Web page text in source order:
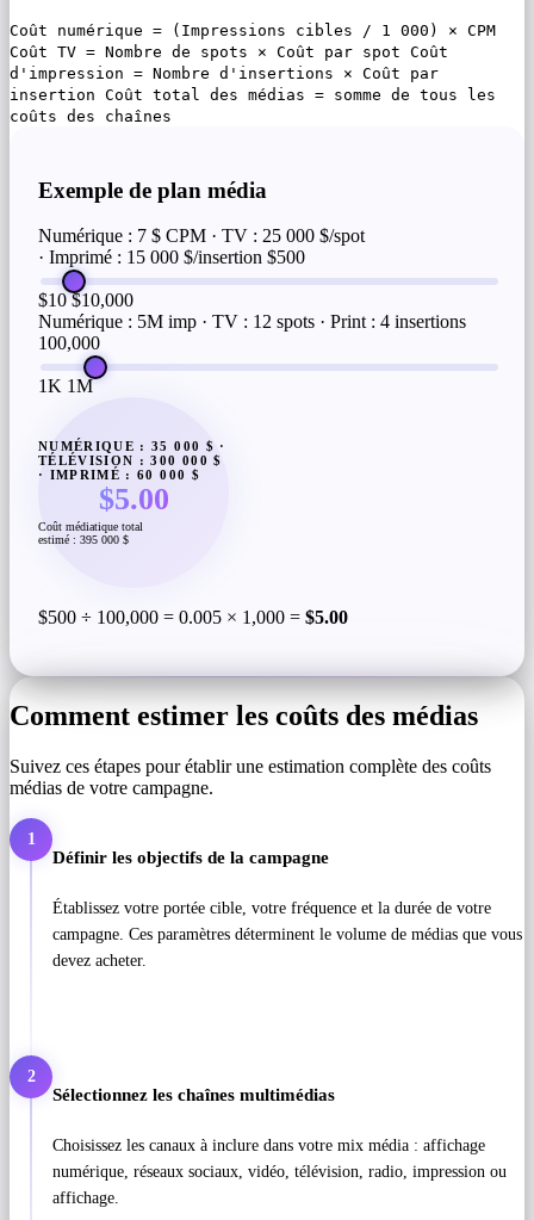
Coût numérique = (Impressions cibles / 1 000) × CPM
Coût TV = Nombre de spots × Coût par spot Coût
d'impression = Nombre d'insertions × Coût par
insertion Coût total des médias = somme de tous les
coûts des chaînes
Exemple de plan média
Numérique : 7 $ CPM · TV : 25 000 $/spot
· Imprimé : 15 000 $/insertion $500
$10 $10,000
Numérique : 5M imp · TV : 12 spots · Print : 4 insertions
100,000
1K 1M
NUMÉRIQUE : 35 000 $ ·
TÉLÉVISION : 300 000 $
· IMPRIMÉ : 60 000 $
$5.00
Coût médiatique total
estimé : 395 000 $
$500 ÷ 100,000 = 0.005 × 1,000 = $5.00
Comment estimer les coûts des médias
Suivez ces étapes pour établir une estimation complète des coûts
médias de votre campagne.
1
Définir les objectifs de la campagne
Établissez votre portée cible, votre fréquence et la durée de votre
campagne. Ces paramètres déterminent le volume de médias que vous
devez acheter.
2
Sélectionnez les chaînes multimédias
Choisissez les canaux à inclure dans votre mix média : affichage
numérique, réseaux sociaux, vidéo, télévision, radio, impression ou
affichage.